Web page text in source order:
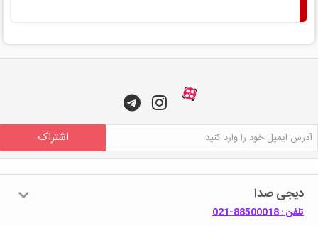
اشتراک
دیجی صدا
تلفن : 88500018-021